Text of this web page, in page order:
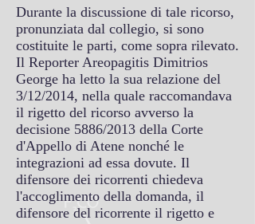
Durante la discussione di tale ricorso,
pronunziata dal collegio, si sono
costituite le parti, come sopra rilevato.
Il Reporter Areopagitis Dimitrios
George ha letto la sua relazione del
3/12/2014, nella quale raccomandava
il rigetto del ricorso avverso la
decisione 5886/2013 della Corte
d'Appello di Atene nonché le
integrazioni ad essa dovute. Il
difensore dei ricorrenti chiedeva
l'accoglimento della domanda, il
difensore del ricorrente il rigetto e